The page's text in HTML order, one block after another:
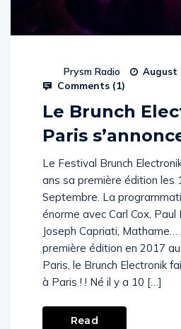
Prysm Radio August
Comments (1)
Le Brunch
Paris
Le Festival Brunch
ans sa première édition les
Septembre. La
énorme avec Carl Cox, Paul
Joseph Capriati, Mathame…
première édition en 2017
Paris, le Brunch Electronik
à Paris ! ! Né il y a 10 […]
Read